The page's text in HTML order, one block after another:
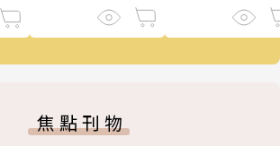
焦點刊物